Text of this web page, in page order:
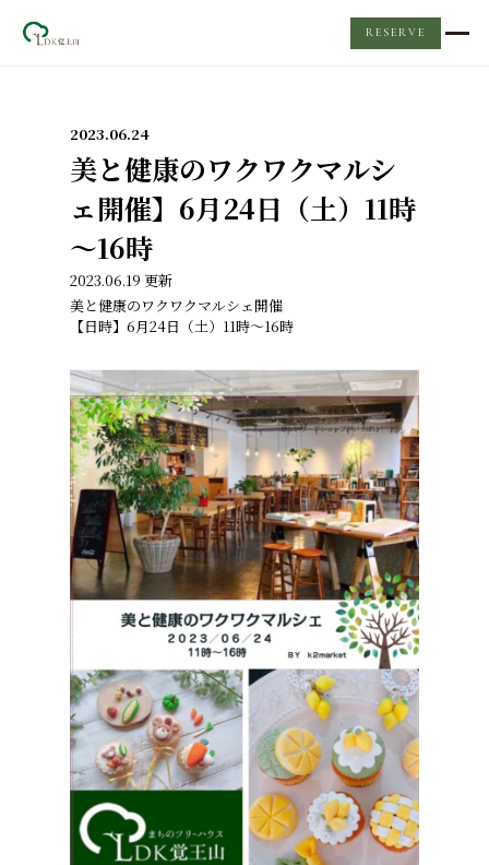
RESERVE
レンタルスペース
LDKについて
Event & News
お問い合わせ
2023.06.24
美と健康のワクワクマルシ
ェ開催】6月24日（土）11時
～16時
2023.06.19 更新
美と健康のワクワクマルシェ開催
【日時】6月24日（土）11時～16時